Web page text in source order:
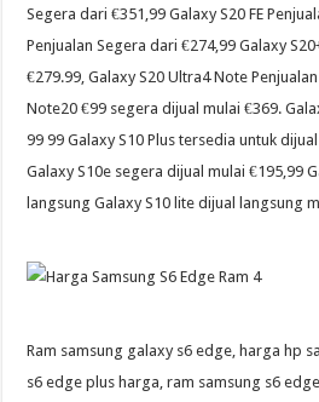
Segera dari €351,99 Galaxy S20 FE
Penjualan Segera dari €274,99 Galaxy
€279.99, Galaxy S20 Ultra4 Note
Note20 €99 segera dijual mulai €369.
99 99 Galaxy S10 Plus tersedia untuk
Galaxy S10e segera dijual mulai €195,99
langsung Galaxy S10 lite dijual langsung
Ram samsung galaxy s6 edge, harga hp
s6 edge plus harga, ram samsung s6